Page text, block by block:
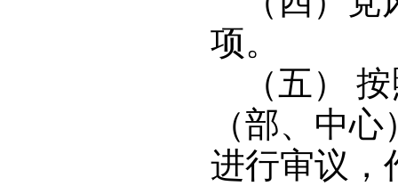
项。
（五）
（部、中
进行审议，